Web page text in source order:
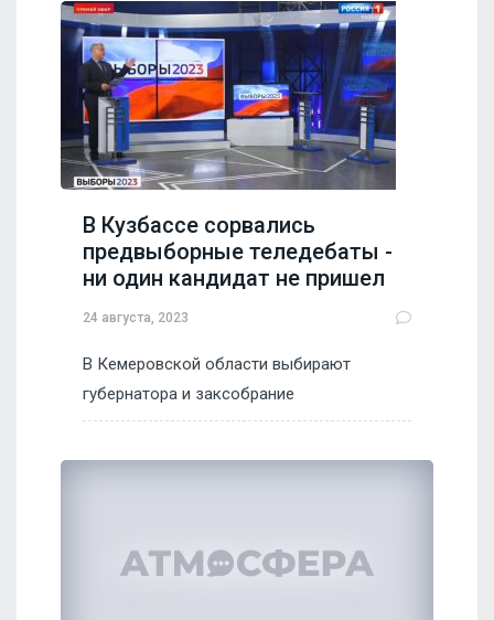
В Кузбассе сорвались
предвыборные теледебаты -
ни один кандидат не пришел
24 августа, 2023
В Кемеровской области выбирают
губернатора и заксобрание